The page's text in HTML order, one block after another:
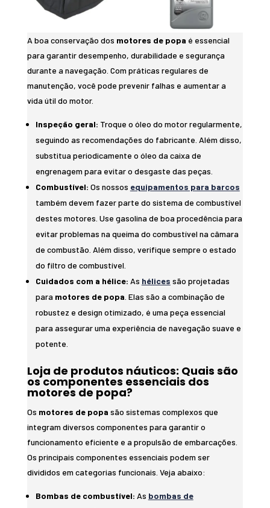
A boa conservação dos motores de popa é essencial
para garantir desempenho, durabilidade e segurança
durante a navegação. Com práticas regulares de
manutenção, você pode prevenir falhas e aumentar a
vida útil do motor.
Inspeção geral: Troque o óleo do motor regularmente,
seguindo as recomendações do fabricante. Além disso,
substitua periodicamente o óleo da caixa de
engrenagem para evitar o desgaste das peças.
Combustível: Os nossos equipamentos para barcos
também devem fazer parte do sistema de combustível
destes motores. Use gasolina de boa procedência para
evitar problemas na queima do combustível na câmara
de combustão. Além disso, verifique sempre o estado
do filtro de combustível.
Cuidados com a hélice: As hélices são projetadas
para motores de popa . Elas são a combinação de
robustez e design otimizado, é uma peça essencial
para assegurar uma experiência de navegação suave e
potente.
Loja de produtos náuticos: Quais são
os componentes essenciais dos
motores de popa?
Os motores de popa são sistemas complexos que
integram diversos componentes para garantir o
funcionamento eficiente e a propulsão de embarcações.
Os principais componentes essenciais podem ser
divididos em categorias funcionais. Veja abaixo:
Bombas de combustível: As bombas de